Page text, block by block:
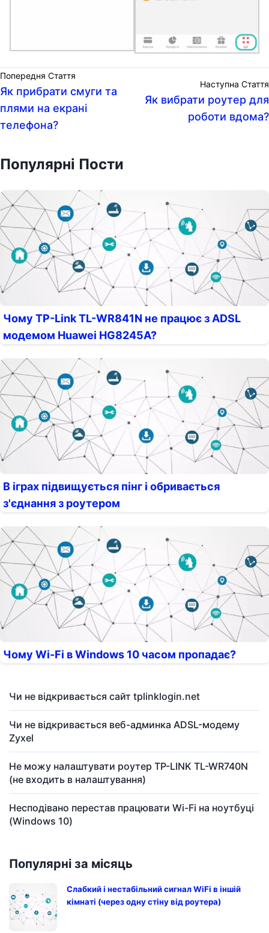
Попередня Стаття
Як прибрати смуги та
плями на екрані
телефона?
Наступна Стаття
Як вибрати роутер для
роботи вдома?
Популярні Пости
Чому TP-Link TL-WR841N не працює з ADSL
модемом Huawei HG8245A?
В іграх підвищується пінг і обривається
з'єднання з роутером
Чому Wi-Fi в Windows 10 часом пропадає?
Чи не відкривається сайт tplinklogin.net
Чи не відкривається веб-админка ADSL-модему
Zyxel
Не можу налаштувати роутер TP-LINK TL-WR740N
(не входить в налаштування)
Несподівано перестав працювати Wi-Fi на ноутбуці
(Windows 10)
Популярні за місяць
Слабкий і нестабільний сигнал WiFi в іншій
кімнаті (через одну стіну від роутера)